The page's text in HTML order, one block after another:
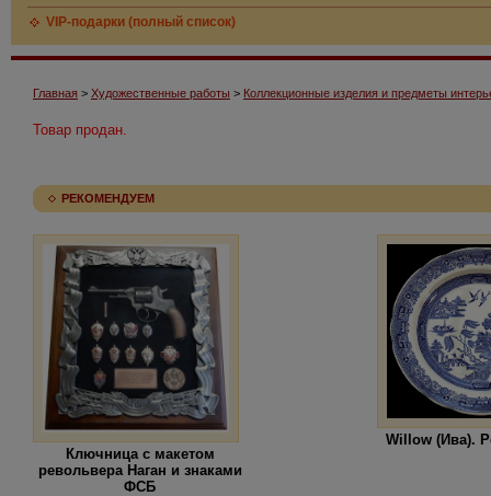
VIP-подарки (полный список)
Главная > Художественные работы > Коллекционные изделия и предметы
Товар продан.
РЕКОМЕНДУЕМ
Ключница с макетом
револьвера Наган и знаками
ФСБ
Willow (Ива).